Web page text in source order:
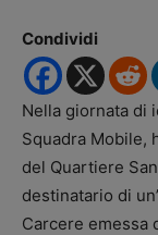
Condividi
Nella giornata di
Squadra Mobile,
del Quartiere
destinatario di
Carcere emessa